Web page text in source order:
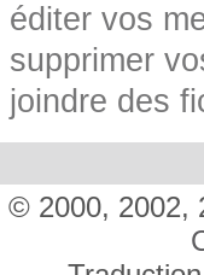
éditer vos
supprimer
joindre des
© 2000, 2002,